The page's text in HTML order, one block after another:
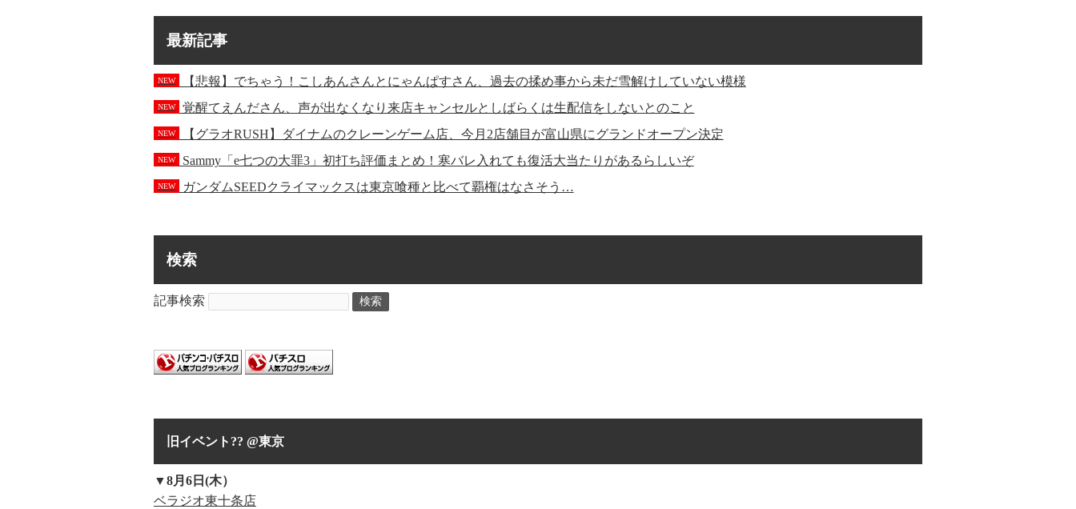
最新記事
NEW 【悲報】でちゃう！こしあんさんとにゃんぱすさん、過去の揉め事から未だ雪解けしていない模様
NEW 覚醒てえんださん、声が出なくなり来店キャンセルとしばらくは生配信をしないとのこと
NEW 【グラオRUSH】ダイナムのクレーンゲーム店、今月2店舗目が富山県にグランドオープン決定
NEW Sammy「e七つの大罪3」初打ち評価まとめ！寒バレ入れても復活大当たりがあるらしいぞ
NEW ガンダムSEEDクライマックスは東京喰種と比べて覇権はなさそう…
検索
記事検索 検索
旧イベント?? @東京
▼8月6日(木）
ベラジオ東十条店